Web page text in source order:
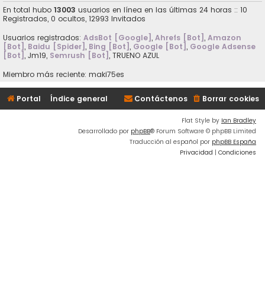
En total hubo 13003 usuarios en línea en las últimas 24 horas :: 10
Registrados, 0 ocultos, 12993 Invitados
Usuarios registrados: AdsBot [Google], Ahrefs [Bot], Amazon
[Bot], Baidu [Spider], Bing [Bot], Google [Bot], Google Adsense
[Bot], Jm19, Semrush [Bot], TRUENO AZUL
Miembro más reciente: maki75es
Portal Índice general Borrar cookies
Contáctenos
Flat Style by Ian Bradley
Desarrollado por phpBB® Forum Software © phpBB Limited
Traducción al español por phpBB España
Privacidad | Condiciones